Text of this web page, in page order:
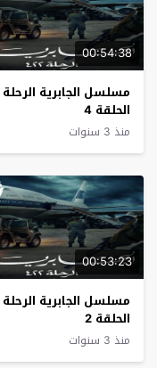
00:54:38
الحلقة 4
منذ 3 سنوات
00:53:23
الحلقة 2
منذ 3 سنوات